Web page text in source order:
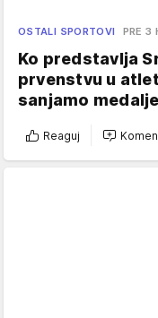
OSTALI SPORTOVI PRE 3
Ko predstavlja
prvenstvu u
sanjamo medalje
Reaguj